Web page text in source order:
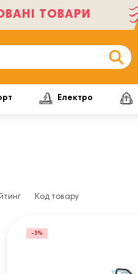
ТОВАРИ
Електро
Код товару
-5%